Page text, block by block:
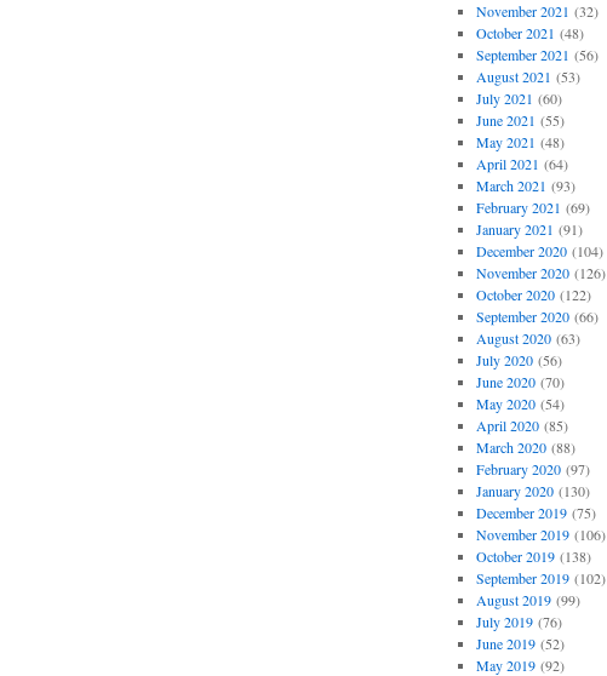
November 2021 (32)
October 2021 (48)
September 2021 (56)
August 2021 (53)
July 2021 (60)
June 2021 (55)
May 2021 (48)
April 2021 (64)
March 2021 (93)
February 2021 (69)
January 2021 (91)
December 2020(104)
November 2020(126)
October 2020(122)
September 2020(66)
August 2020(63)
July 2020(56)
June 2020(70)
May 2020(54)
April 2020(85)
March 2020(88)
February 2020(97)
January 2020(130)
December 2019(75)
November 2019(106)
October 2019(138)
September 2019(102)
August 2019(99)
July 2019(76)
June 2019(52)
May 2019(92)